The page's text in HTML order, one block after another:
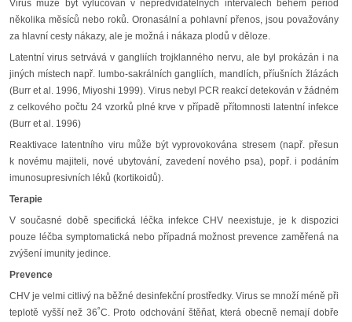
Virus může být vylučován v nepředvídatelných intervalech během period
několika měsíců nebo roků. Oronasální a pohlavní přenos, jsou považovány
za hlavní cesty nákazy, ale je možná i nákaza plodů v děloze.
Latentní virus setrvává v gangliích trojklanného nervu, ale byl prokázán i na
jiných místech např. lumbo-sakrálních gangliích, mandlích, příušních žlázách
(Burr et al. 1996, Miyoshi 1999). Virus nebyl PCR reakcí detekován v žádném
z celkového počtu 24 vzorků plné krve v případě přítomnosti latentní infekce
(Burr et al. 1996)
Reaktivace latentního viru může být vyprovokována stresem (např. přesun
k novému majiteli, nové ubytování, zavedení nového psa), popř. i podáním
imunosupresivních léků (kortikoidů).
Terapie
V současné době specifická léčka infekce CHV neexistuje, je k dispozici
pouze léčba symptomatická nebo případná možnost prevence zaměřená na
zvýšení imunity jedince.
Prevence
CHV je velmi citlivý na běžné desinfekční prostředky. Virus se množí méně při
teplotě vyšší než 36˚C. Proto odchování štěňat, která obecně nemají dobře